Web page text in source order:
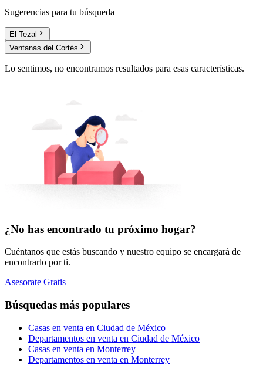
Sugerencias para tu búsqueda
El Tezal
Ventanas del Cortés
Lo sentimos, no encontramos resultados para esas características.
¿No has encontrado tu próximo hogar?
Cuéntanos que estás buscando y nuestro equipo se encargará de
encontrarlo por ti.
Asesorate Gratis
Búsquedas más populares
Casas en venta en Ciudad de México
Departamentos en venta en Ciudad de México
Casas en venta en Monterrey
Departamentos en venta en Monterrey